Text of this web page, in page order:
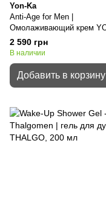
Yon-Ka
Anti-Age for Men |
Омолаживающий крем
2 590 грн
В наличии
Добавить в корзину